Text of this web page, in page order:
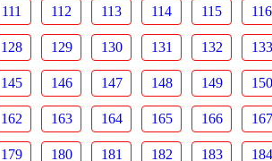
111 112 113 114 115 116
128 129 130 131 132 133
145 146 147 148 149 150
162 163 164 165 166 167
179 180 181 182 183 184